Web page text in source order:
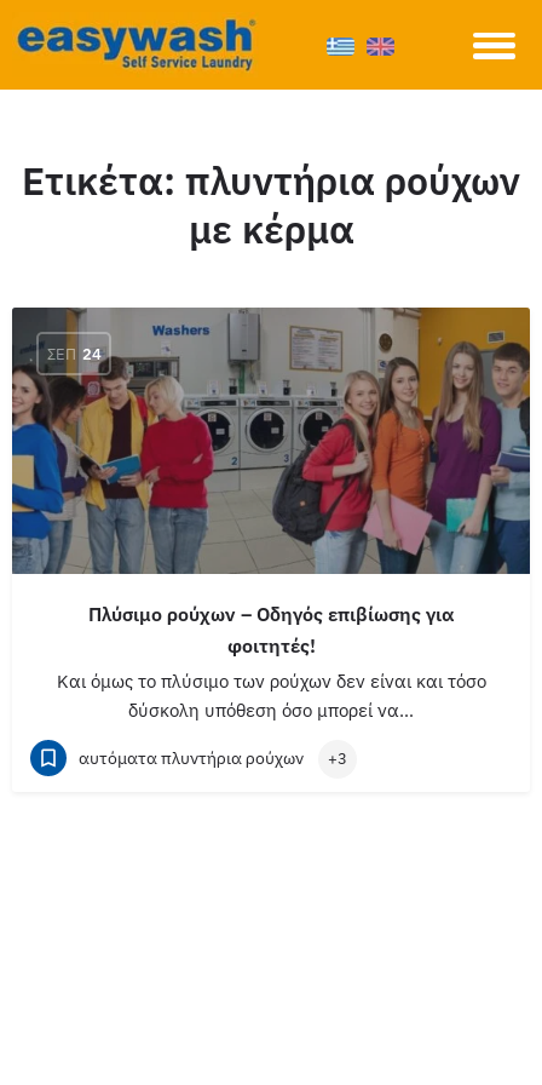
Ετικέτα: πλυντήρια ρούχων
με κέρμα
ΣΕΠ 24
Πλύσιμο ρούχων – Οδηγός επιβίωσης για
φοιτητές!
Και όμως το πλύσιμο των ρούχων δεν είναι και τόσο
δύσκολη υπόθεση όσο μπορεί να…
αυτόματα πλυντήρια ρούχων +3